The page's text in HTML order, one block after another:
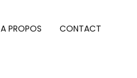
A PROPOS CONTACT